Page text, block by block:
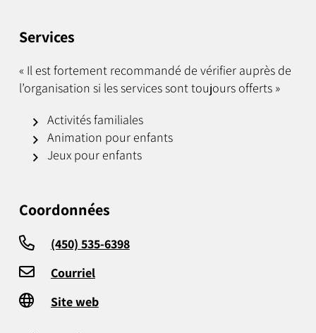
Services
« Il est fortement recommandé de vérifier auprès de
l’organisation si les services sont toujours offerts »
Activités familiales
Animation pour enfants
Jeux pour enfants
Coordonnées
(450) 535-6398
Courriel
Site web